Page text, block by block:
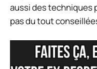
aussi des techniques
pas du tout